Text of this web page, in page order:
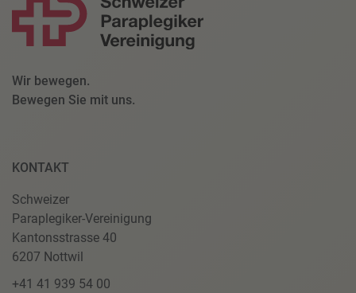
Wir bewegen.
Bewegen Sie mit uns.
KONTAKT
Schweizer
Paraplegiker-Vereinigung
Kantonsstrasse 40
6207 Nottwil
+41 41 939 54 00